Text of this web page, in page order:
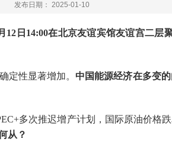
发布日期： 2025-01-10
12 日 14:00在北京友谊宾馆友谊宫二层
定性显著增加。 中国能源经济在多变
多次推迟增产计划，国际原油价格跌
从？